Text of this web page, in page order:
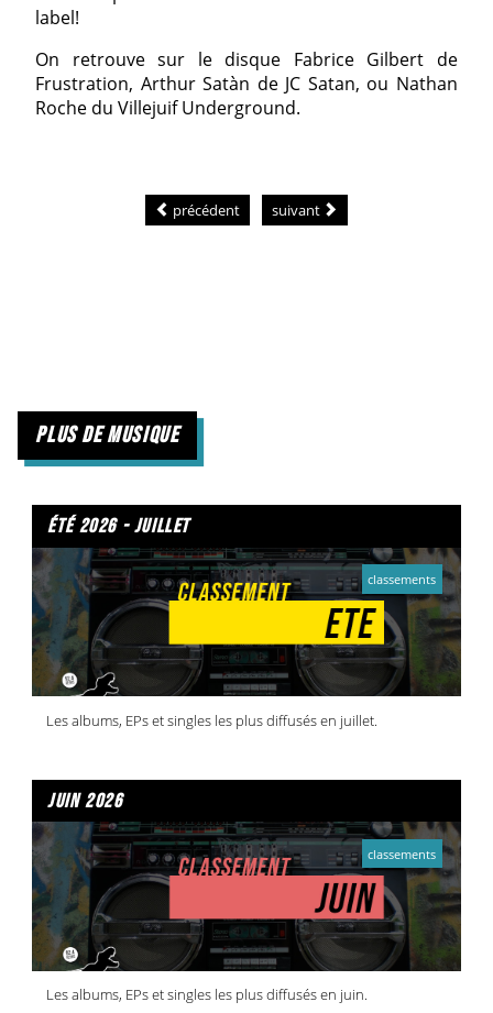
label!
On retrouve sur le disque Fabrice Gilbert de
Frustration, Arthur Satàn de JC Satan, ou Nathan
Roche du Villejuif Underground.
précédent suivant
plus de musique
été 2026 - juillet
classements
Les albums, EPs et singles les plus diffusés en juillet.
juin 2026
classements
Les albums, EPs et singles les plus diffusés en juin.